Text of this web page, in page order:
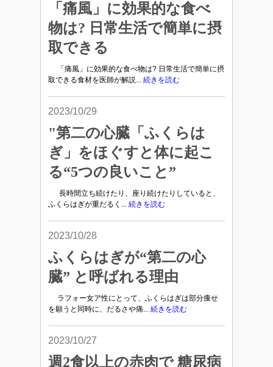
「痛風」に効果的な食べ
物は? 日常生活で簡単に摂
取できる
「痛風」に効果的な食べ物は? 日常生活で簡単に摂
取できる食材を医師が解説... 続きを読む
2023/10/29
"第二の心臓「ふくらは
ぎ」をほぐすと体に起こ
る“5つの良いこと”
長時間立ち続けたり、座り続けたりしていると、
ふくらはぎが重だるく... 続きを読む
2023/10/28
ふくらはぎが“第二の心
臓” と呼ばれる理由
ラフォー女ア性にとって、ふくらはぎは部分痩せ
を願うと同時に、だるさや痛... 続きを読む
2023/10/27
週2食以上の赤肉で 糖尿病